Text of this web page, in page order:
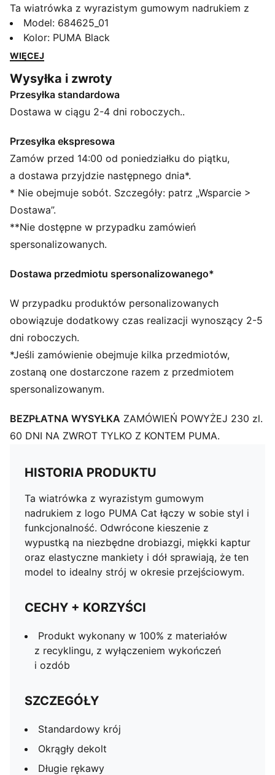
Ta wiatrówka z wyrazistym gumowym nadrukiem z
logo PUMA Cat łączy w sobie styl i funkcjonalność.
Odwrócone kieszenie z wypustką na niezbędne
drobiazgi, miękki kaptur oraz elastyczne mankiety i
przejściowym.
CECHY + KORZYŚCI
Produkt wykonany w 100% z materiałów z recyklingu,
SZCZEGÓŁY
Standardowy krój
Okrągły dekolt
Długie rękawy
Odwrotne kieszenie z wypustkami
Charakterystyczne detale marki PUMA
Model: 684625_01
Kolor: PUMA Black
WIĘCEJ
Wysyłka i zwroty
Przesyłka standardowa
Dostawa w ciągu 2-4 dni roboczych..
Przesyłka ekspresowa
Zamów przed 14:00 od poniedziałku do piątku,
a dostawa przyjdzie następnego dnia*.
* Nie obejmuje sobót. Szczegóły: patrz „Wsparcie >
Dostawa”.
**Nie dostępne w przypadku zamówień
spersonalizowanych.
Dostawa przedmiotu spersonalizowanego*
W przypadku produktów personalizowanych
obowiązuje dodatkowy czas realizacji wynoszący 2-5
dni roboczych.
*Jeśli zamówienie obejmuje kilka przedmiotów,
zostaną one dostarczone razem z przedmiotem
spersonalizowanym.
BEZPŁATNA WYSYŁKA ZAMÓWIEŃ POWYŻEJ 230 zl.
60 DNI NA ZWROT TYLKO Z KONTEM PUMA.
HISTORIA PRODUKTU
Ta wiatrówka z wyrazistym gumowym
nadrukiem z logo PUMA Cat łączy w sobie styl i
funkcjonalność. Odwrócone kieszenie z
wypustką na niezbędne drobiazgi, miękki kaptur
oraz elastyczne mankiety i dół sprawiają, że ten
model to idealny strój w okresie przejściowym.
CECHY + KORZYŚCI
Produkt wykonany w 100% z materiałów
z recyklingu, z wyłączeniem wykończeń
i ozdób
SZCZEGÓŁY
Standardowy krój
Okrągły dekolt
Długie rękawy